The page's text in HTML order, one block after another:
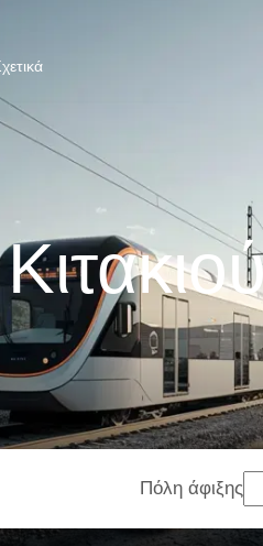
Πόλη άφιξης